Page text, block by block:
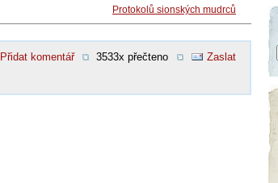
Protokolů sionských mudrců
Přidat komentář 3533x přečteno
Zaslat